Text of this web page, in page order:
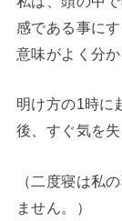
感である事に
意味がよく分
明け方の1時に
後、すぐ気を
（二度寝は私
ません。）